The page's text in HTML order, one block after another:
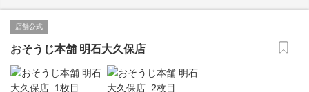
店舗公式
おそうじ本舗 明石大久保店